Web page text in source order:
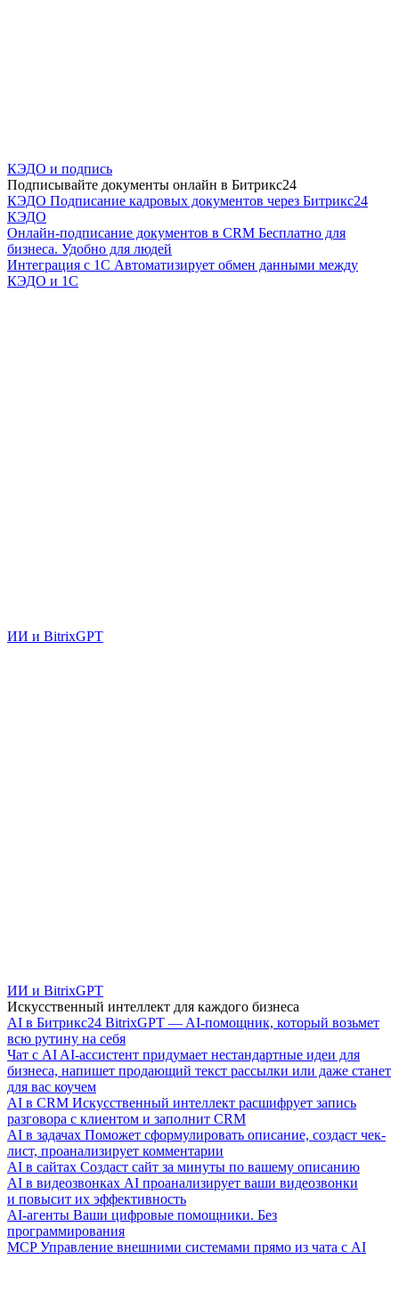
КЭДО и подпись
Подписывайте документы онлайн в Битрикс24
КЭДО Подписание кадровых документов через Битрикс24
КЭДО
Онлайн-подписание документов в CRM Бесплатно для
бизнеса. Удобно для людей
Интеграция с 1С Автоматизирует обмен данными между
КЭДО и 1С
ИИ и BitrixGPT
ИИ и BitrixGPT
Искусственный интеллект для каждого бизнеса
AI в Битрикс24 BitrixGPT — AI-помощник, который возьмет
всю рутину на себя
Чат с AI AI-ассистент придумает нестандартные идеи для
бизнеса, напишет продающий текст рассылки или даже станет
для вас коучем
AI в CRM Искусственный интеллект расшифрует запись
разговора с клиентом и заполнит CRM
AI в задачах Поможет сформулировать описание, создаст чек-
лист, проанализирует комментарии
AI в сайтах Создаст сайт за минуты по вашему описанию
AI в видеозвонках AI проанализирует ваши видеозвонки
и повысит их эффективность
AI-агенты Ваши цифровые помощники. Без
программирования
MCP Управление внешними системами прямо из чата с AI